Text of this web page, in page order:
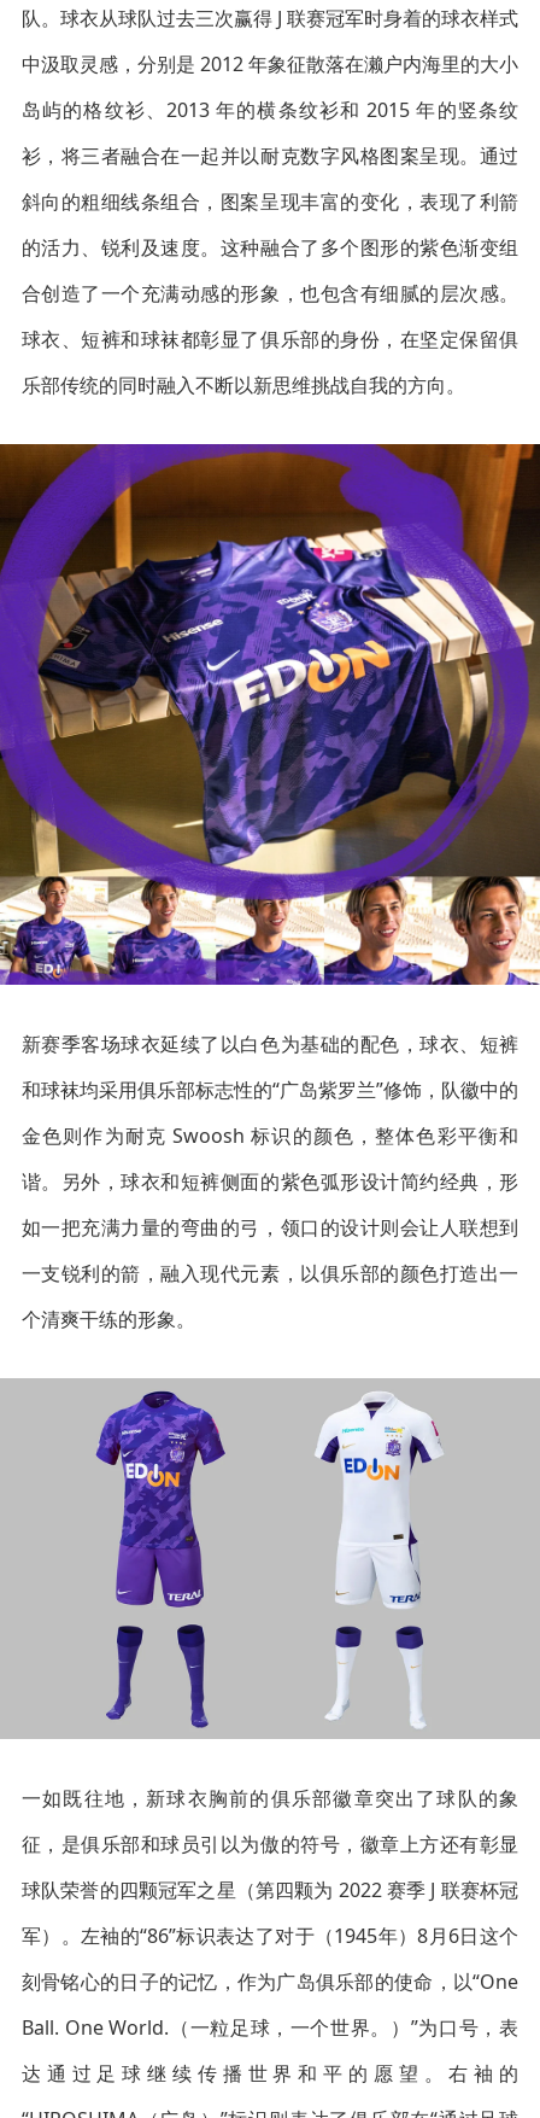
队。球衣从球队过去三次赢得 J 联赛冠军时身着的球衣样式
中汲取灵感，分别是 2012 年象征散落在濑户内海里的大小
岛屿的格纹衫、2013 年的横条纹衫和 2015 年的竖条纹
衫，将三者融合在一起并以耐克数字风格图案呈现。通过
斜向的粗细线条组合，图案呈现丰富的变化，表现了利箭
的活力、锐利及速度。这种融合了多个图形的紫色渐变组
合创造了一个充满动感的形象，也包含有细腻的层次感。
球衣、短裤和球袜都彰显了俱乐部的身份，在坚定保留俱
乐部传统的同时融入不断以新思维挑战自我的方向。
新赛季客场球衣延续了以白色为基础的配色，球衣、短裤
和球袜均采用俱乐部标志性的“广岛紫罗兰”修饰，队徽中的
金色则作为耐克 Swoosh 标识的颜色，整体色彩平衡和
谐。另外，球衣和短裤侧面的紫色弧形设计简约经典，形
如一把充满力量的弯曲的弓，领口的设计则会让人联想到
一支锐利的箭，融入现代元素，以俱乐部的颜色打造出一
个清爽干练的形象。
一如既往地，新球衣胸前的俱乐部徽章突出了球队的象
征，是俱乐部和球员引以为傲的符号，徽章上方还有彰显
球队荣誉的四颗冠军之星（第四颗为 2022 赛季 J 联赛杯冠
军）。左袖的“86”标识表达了对于（1945年）8月6日这个
刻骨铭心的日子的记忆，作为广岛俱乐部的使命，以“One
Ball. One World.（一粒足球，一个世界。）”为口号，表
达通过足球继续传播世界和平的愿望。右袖的